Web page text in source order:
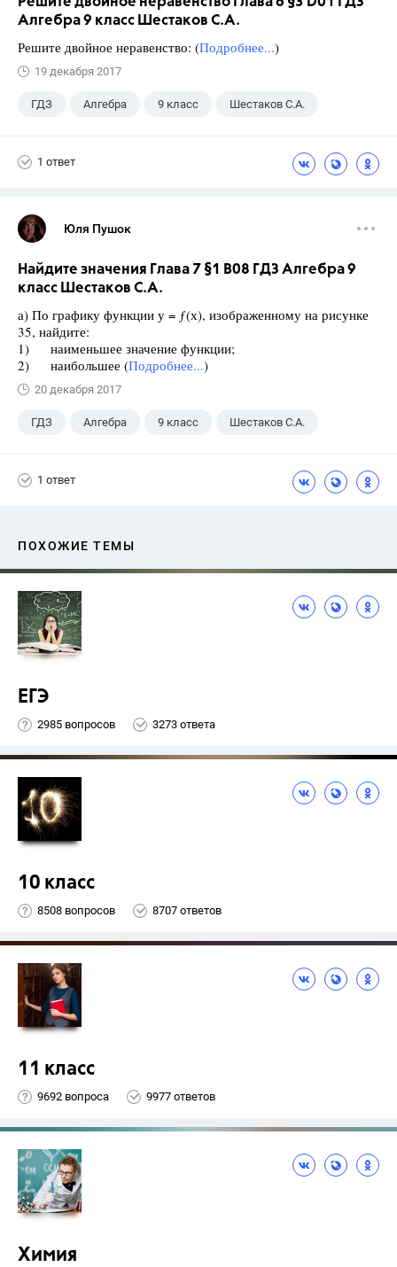
Алгебра 9 класс Шестаков С.А.
Решите двойное неравенство: (Подробнее...)
19 декабря 2017
ГДЗ Алгебра 9 класс Шестаков С.А.
1 ответ
Юля Пушок
Найдите значения Глава 7 §1 B08 ГДЗ Алгебра 9
класс Шестаков С.А.
а) По графику функции у = ƒ(х), изображенному на рисунке
35, найдите:
1) наименьшее значение функции;
2) наибольшее (Подробнее...)
20 декабря 2017
ГДЗ Алгебра 9 класс Шестаков С.А.
1 ответ
ПОХОЖИЕ ТЕМЫ
ЕГЭ
2985 вопросов 3273 ответа
10 класс
8508 вопросов 8707 ответов
11 класс
9692 вопроса 9977 ответов
Химия